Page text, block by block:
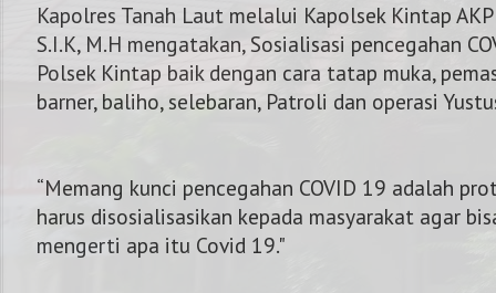
Kapolres Tanah Laut melalui Kapolsek Kintap
S.I.K, M.H mengatakan, Sosialisasi pencegahan
Polsek Kintap baik dengan cara tatap muka,
barner, baliho, selebaran, Patroli dan operasi
“Memang kunci pencegahan COVID 19 adalah
harus disosialisasikan kepada masyarakat agar
mengerti apa itu Covid 19."
NOMOR